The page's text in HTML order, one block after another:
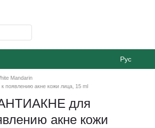
Рус
Mandarin
акне кожи лица, 15 ml
для
акне кожи